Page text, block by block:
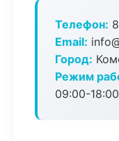
Телефон:
Email:
Город:
Режим
09:00-18:00